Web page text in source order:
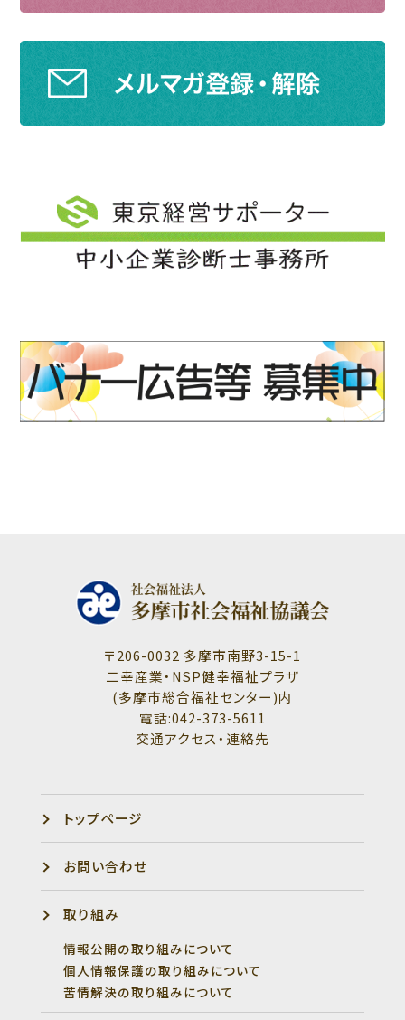
〒206-0032 多摩市南野3-15-1
二幸産業・NSP健幸福祉プラザ
(多摩市総合福祉センター)内
電話:042-373-5611
交通アクセス・連絡先
トップページ
お問い合わせ
取り組み
情報公開の取り組みについて
個人情報保護の取り組みについて
苦情解決の取り組みについて